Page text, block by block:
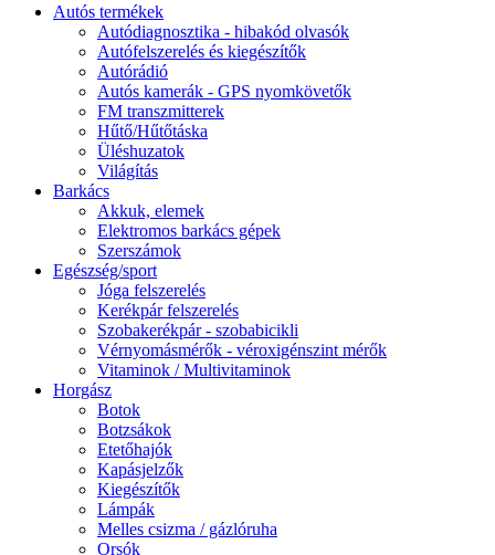
Autós termékek
Autódiagnosztika - hibakód olvasók
Autófelszerelés és kiegészítők
Autórádió
Autós kamerák - GPS nyomkövetők
FM transzmitterek
Hűtő/Hűtőtáska
Üléshuzatok
Világítás
Barkács
Akkuk, elemek
Elektromos barkács gépek
Szerszámok
Egészség/sport
Jóga felszerelés
Kerékpár felszerelés
Szobakerékpár - szobabicikli
Vérnyomásmérők - véroxigénszint mérők
Vitaminok / Multivitaminok
Horgász
Botok
Botzsákok
Etetőhajók
Kapásjelzők
Kiegészítők
Lámpák
Melles csizma / gázlóruha
Orsók